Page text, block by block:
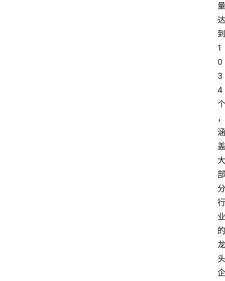
量
达
到
1
0
3
4
个
，
涵
盖
大
部
分
行
业
的
龙
头
企